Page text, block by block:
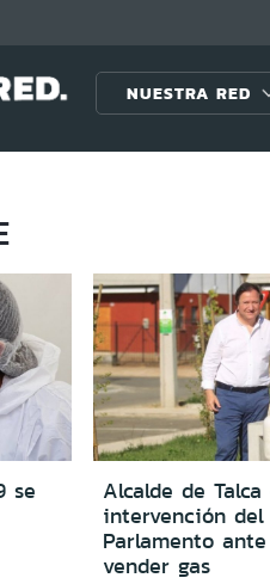
NUESTRA RED
se
Alcalde de Talca
intervención
Parlamento
vender gas